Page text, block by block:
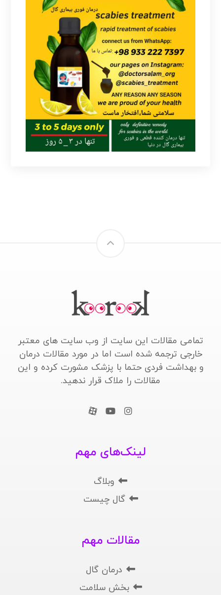
تمامی مقالات این سایت از وب سایت های معتبر
خارجی ترجمه شده است اما در مورد مقالات درمان
و بهداشت فردی حتما با پزشک مشورت کرده و این
مقالات را ملاک قرار ندهید.
لینک‌های مهم
وبلاگ
گال چیست
مقالات مهم
درمان گال
بخش سلامت